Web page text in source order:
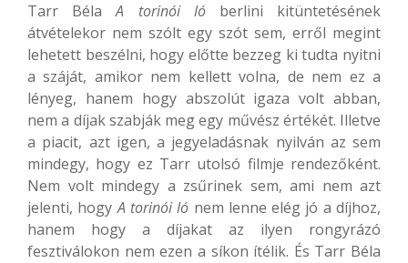
Tarr BélaA torinói lóberlini kitüntetésének
átvételekor nem szólt egy szót sem, erről megint
lehetett beszélni, hogy előtte bezzeg ki tudta nyitni
a száját, amikor nem kellett volna, de nem ez a
lényeg, hanem hogy abszolút igaza volt abban,
nem a díjak szabják meg egy művész értékét. Illetve
a piacit, azt igen, a jegyeladásnak nyilván az sem
mindegy, hogy ez Tarr utolsó filmje rendezőként.
Nem volt mindegy a zsűrinek sem, ami nem azt
jelenti, hogyA torinói ló nem lenne elég jó a díjhoz,
hanem hogy a díjakat az ilyen rongyrázó
fesztiválokon nem ezen a síkon ítélik. És Tarr Béla